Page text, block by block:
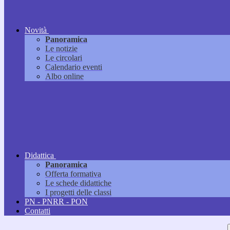
Novità
Panoramica
Le notizie
Le circolari
Calendario eventi
Albo online
Didattica
Panoramica
Offerta formativa
Le schede didattiche
I progetti delle classi
PN - PNRR - PON
Contatti